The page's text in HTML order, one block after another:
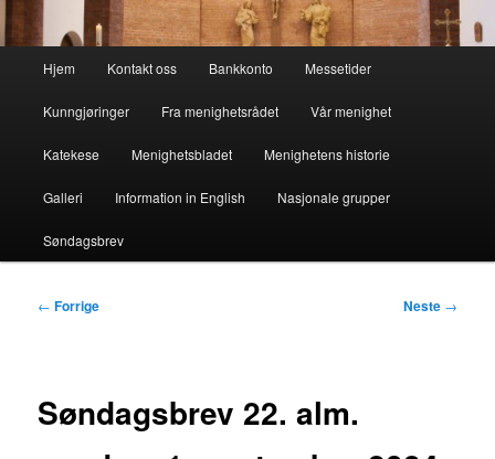
Hjem Kontakt oss Bankkonto Messetider
Kunngjøringer Fra menighetsrådet Vår menighet
Katekese Menighetsbladet Menighetens historie
Galleri Information in English Nasjonale grupper
Søndagsbrev
Innleggsnavigasjon
← Forrige Neste →
Søndagsbrev 22. alm.